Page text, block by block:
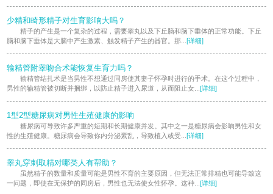
少精和畸形精子对生育影响大吗？
精子的产生是一个复杂的过程，需要睾丸以及下丘脑和脑下垂体的正常功能。下丘
脑和脑下垂体是大脑中产生激素、触发精子产生的器官。那... [详细]
输精管附睾吻合术能恢复生育力吗？
输精管结扎术是当男性不想通过同房使其妻子怀孕时进行的手术。在这个过程中，
男性的输精管被切断并捆绑，以防止精子进入尿道，从而阻止女... [详细]
1型2型糖尿病对男性生殖健康的影响
糖尿病可导致许多严重的短期和长期健康并发。其中之一是糖尿病会影响男性和女
性的生殖健康。糖尿病会导致你内分泌紊乱，导致植入或受... [详细]
睾丸穿刺取精对哪类人有帮助？
虽然精子的数量和质量可能是男性不育的主要原因，但无法正常排精也可能导致这
一问题，即使在无保护的同房后，男性也无法使女性怀孕。这种... [详细]